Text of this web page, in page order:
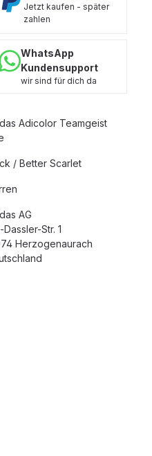
Jetzt kaufen - später
zahlen
WhatsApp
Kundensupport
wir sind für dich da
Adicolor Teamgeist
/ Better Scarlet
AG
Dassler-Str. 1
Herzogenaurach